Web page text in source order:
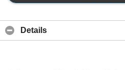
Details